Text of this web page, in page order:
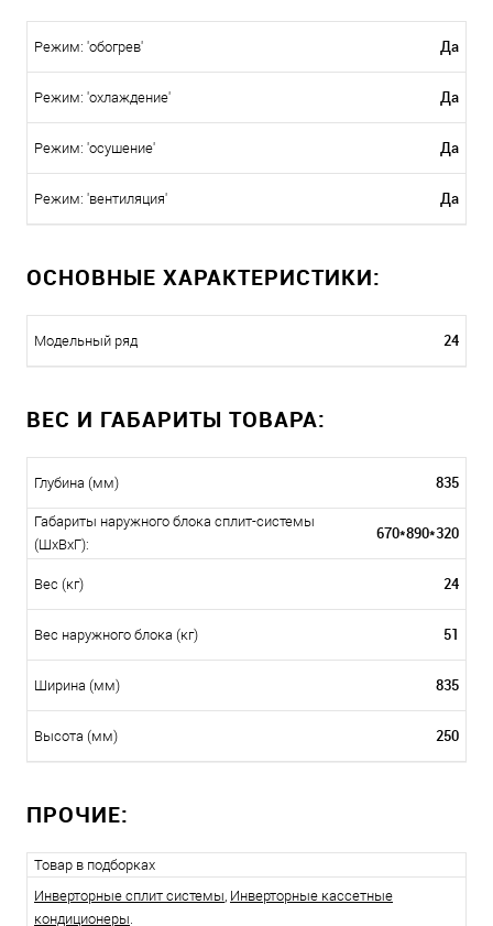
Режим: 'обогрев' Да
Режим: 'охлаждение' Да
Режим: 'осушение' Да
Режим: 'вентиляция' Да
ОСНОВНЫЕ ХАРАКТЕРИСТИКИ:
Модельный ряд 24
ВЕС И ГАБАРИТЫ ТОВАРА:
Глубина (мм) 835
Габариты наружного блока сплит-системы
(ШxВxГ):
670*890*320
Вес (кг) 24
Вес наружного блока (кг) 51
Ширина (мм) 835
Высота (мм) 250
ПРОЧИЕ:
Товар в подборках
Инверторные сплит системы, Инверторные кассетные
кондиционеры.